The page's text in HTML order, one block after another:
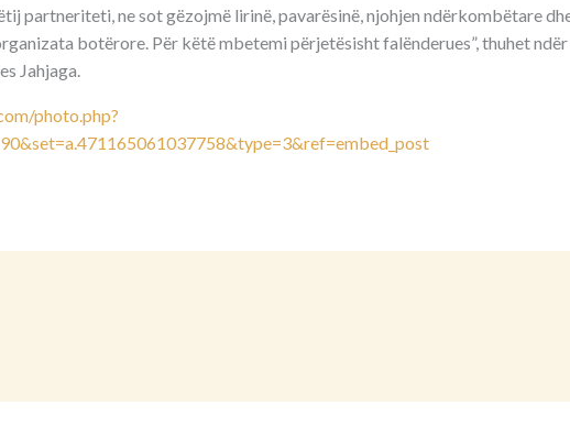
partneriteti, ne sot gëzojmë lirinë, pavarësinë, njohjen ndërkombëtare
botërore. Për këtë mbetemi përjetësisht falënderues”, thuhet
Jahjaga.
photo.php?